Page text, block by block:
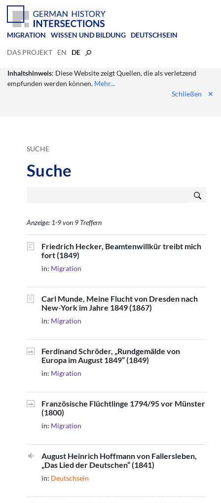
MIGRATION WISSEN UND BILDUNG DEUTSCHSEIN
DAS PROJEKT EN DE
Inhaltshinweis: Diese Website zeigt Quellen, die als verletzend
empfunden werden können. Mehr...
Schließen
✕
SUCHE
Suche
Anzeige: 1-9 von 9 Treffern
Friedrich Hecker, Beamtenwillkür treibt mich
fort (1849)
in: Migration
Carl Munde, Meine Flucht von Dresden nach
New-York im Jahre 1849 (1867)
in: Migration
Ferdinand Schröder, „Rundgemälde von
Europa im August 1849“ (1849)
in: Migration
Französische Flüchtlinge 1794/95 vor Münster
(1800)
in: Migration
August Heinrich Hoffmann von Fallersleben,
„Das Lied der Deutschen“ (1841)
in: Deutschsein